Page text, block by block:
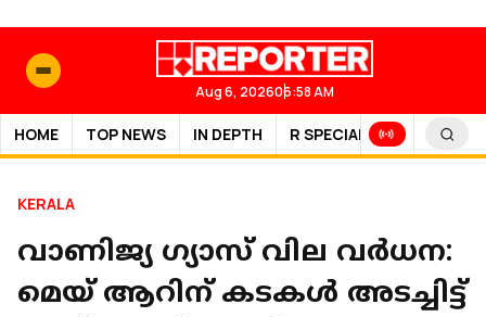
Aug 6, 202606:58 AM
HOME TOP NEWS IN DEPTH R SPECIAL SPORTS
KERALA
വാണിജ്യ ഗ്യാസ് വില വര്‍ധന:
മെയ് ആറിന് കടകൾ അടച്ചിട്ട്